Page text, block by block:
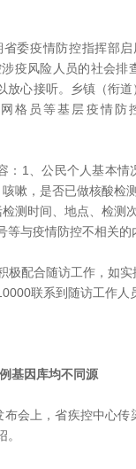
疫情防控指挥部启
疫风险人员的社会
放心接听。乡镇（衔
格员等基层疫情防
1、公民个人基本情
嗽，是否已做核酸检
测时间、地点、检测
等与疫情防控不相关的
配合随访工作，如实
联系到随访工作人
基因库均不同源
会上，省疾控中心传